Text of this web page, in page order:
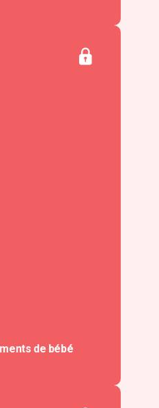
de bébé